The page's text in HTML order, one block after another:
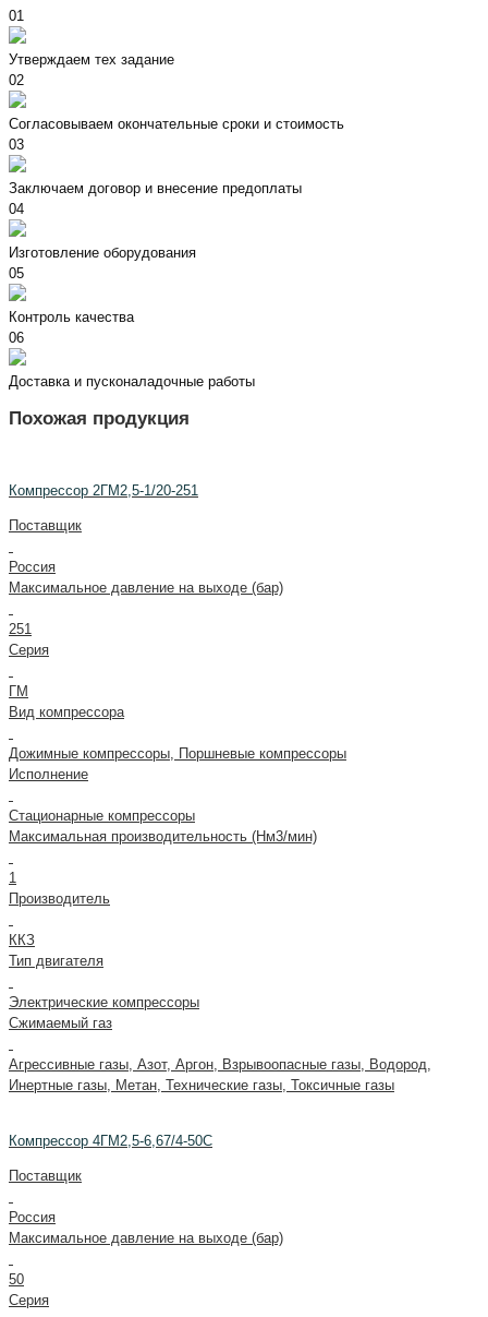
01
Утверждаем тех задание
02
Согласовываем окончательные сроки и стоимость
03
Заключаем договор и внесение предоплаты
04
Изготовление оборудования
05
Контроль качества
06
Доставка и пусконаладочные работы
Похожая продукция
Компрессор 2ГМ2,5-1/20-251
Поставщик
Россия
Максимальное давление на выходе (бар)
251
Серия
ГМ
Вид компрессора
Дожимные компрессоры, Поршневые компрессоры
Исполнение
Стационарные компрессоры
Максимальная производительность (Нм3/мин)
1
Производитель
ККЗ
Тип двигателя
Электрические компрессоры
Сжимаемый газ
Агрессивные газы, Азот, Аргон, Взрывоопасные газы, Водород,
Инертные газы, Метан, Технические газы, Токсичные газы
Компрессор 4ГМ2,5-6,67/4-50С
Поставщик
Россия
Максимальное давление на выходе (бар)
50
Серия